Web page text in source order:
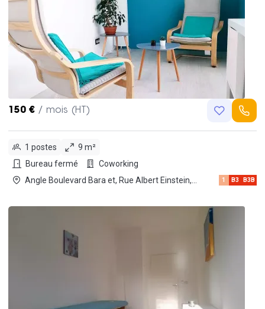
150 € / mois (HT)
1 postes
9 m²
Bureau fermé
Coworking
Angle Boulevard Bara et, Rue Albert Einstein,
1 B3 B3B